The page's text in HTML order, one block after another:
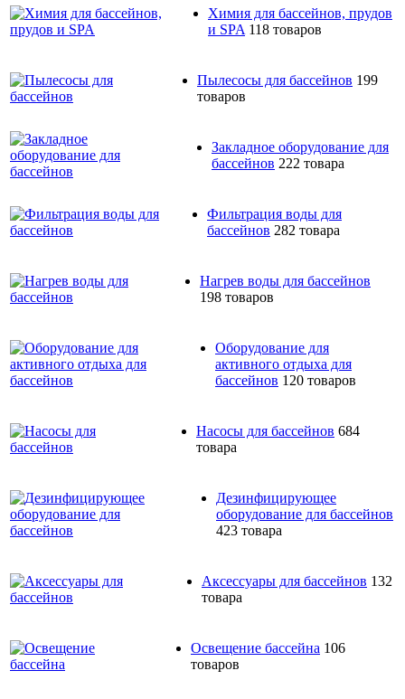
Химия для бассейнов, прудов
и SPA 118 товаров
Пылесосы для бассейнов 199
товаров
Закладное оборудование для
бассейнов 222 товара
Фильтрация воды для
бассейнов 282 товара
Нагрев воды для бассейнов
198 товаров
Оборудование для
активного отдыха для
бассейнов 120 товаров
Насосы для бассейнов 684
товара
Дезинфицирующее
оборудование для бассейнов
423 товара
Аксессуары для бассейнов 132
товара
Освещение бассейна 106
товаров